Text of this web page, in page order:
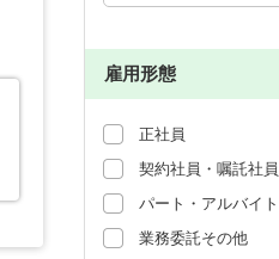
雇用形態
正社員
契約社員・嘱託社員
パート・アルバイト
業務委託その他